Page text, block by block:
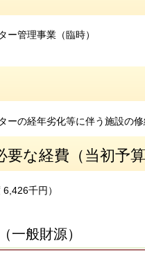
ー管理事業（臨時）
ーの経年劣化等に伴う施設の
要な経費（当初予
6,426千円）
一般財源）